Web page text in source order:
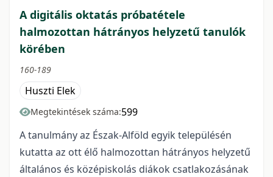
A digitális oktatás próbatétele
halmozottan hátrányos helyzetű tanulók
körében
160-189
Huszti Elek
Megtekintések száma:599
A tanulmány az Észak-Alföld egyik településén
kutatta az ott élő halmozottan hátrányos helyzetű
általános és középiskolás diákok csatlakozásának